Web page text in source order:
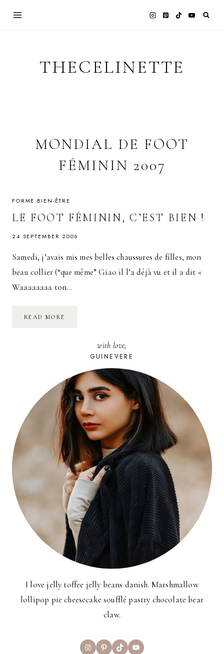
THECELINETTE
MONDIAL DE FOOT
FÉMININ 2007
FORME BIEN-ÊTRE
LE FOOT FÉMININ, C’EST BIEN !
24 SEPTEMBER 2006
Samedi, j’avais mis mes belles chaussures de filles, mon
beau collier (“que même” Giao il l’a déjà vu et il a dit «
Waaaaaaaa ton…
READ MORE
with love,
GUINEVERE
I love jelly toffee jelly beans danish. Marshmallow
lollipop pie cheesecake soufflé pastry chocolate bear
claw.
InstagramPinterest
TikTokYouTube